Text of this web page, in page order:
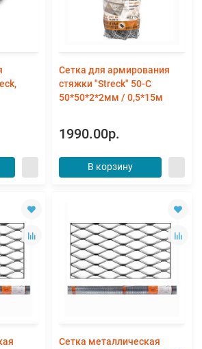
Сетка для армирования
стяжки "Streck" 50-С
50*50*2*2мм / 0,5*15м
1990.00р.
В корзину
Сетка металлическая